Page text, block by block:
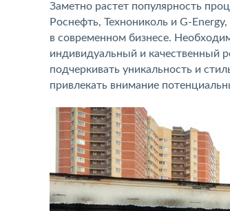
Заметно растет популярность
Роснефть, Технониколь и G-
в современном бизнесе.
индивидуальный и качественный
подчеркивать уникальность и
привлекать внимание